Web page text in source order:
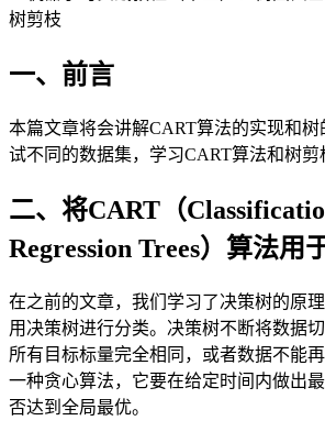
一、前言
本篇文章将会讲解CART算法的实现和树
试不同的数据集，学习CART算法和树剪
二、将CART（
Regression Trees）算法用
在之前的文章，我们学习了决策树的原
用决策树进行分类。决策树不断将数据
所有目标标量完全相同，或者数据不能
一种贪心算法，它要在给定时间内做出
否达到全局最优。